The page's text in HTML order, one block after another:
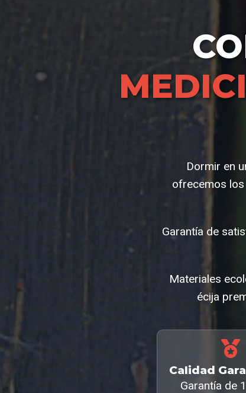
Dormir en
ofrecemos
Garantía de
Materiales
écija
Calidad
Garantía de